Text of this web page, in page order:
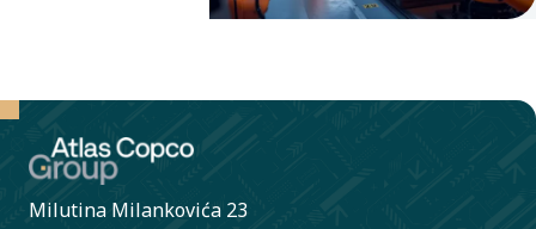
Milutina Milankovića 23